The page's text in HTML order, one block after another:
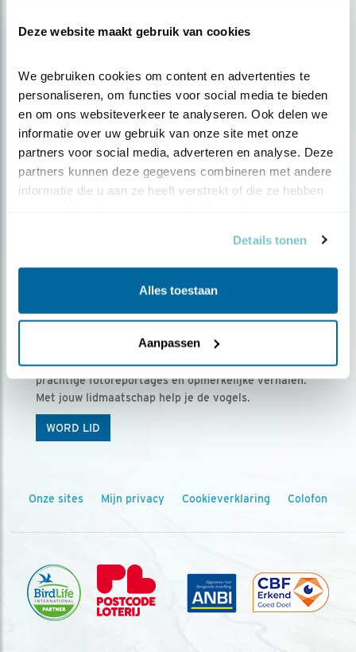
Deze website maakt gebruik van cookies
We gebruiken cookies om content en advertenties te
personaliseren, om functies voor social media te bieden
en om ons websiteverkeer te analyseren. Ook delen we
informatie over uw gebruik van onze site met onze
partners voor social media, adverteren en analyse. Deze
partners kunnen deze gegevens combineren met andere
informatie die u aan ze heeft verstrekt of die ze hebben
Details tonen
Alles toestaan
Aanpassen
Ontvang 5 x Vogels voor € 36,00 per jaar
Vogels is het tijdschrift voor onze leden, met
prachtige fotoreportages en opmerkelijke verhalen.
Met jouw lidmaatschap help je de vogels.
WORD LID
Onze sites Mijn privacy Cookieverklaring Colofon